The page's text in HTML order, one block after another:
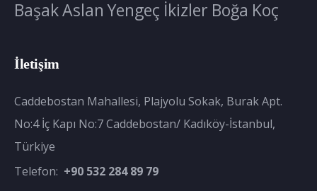
BaşakAslan Yengeç İkizler Boğa Koç
İletişim
Caddebostan Mahallesi, Plajyolu Sokak, Burak Apt.
No:4 İç Kapı No:7 Caddebostan/ Kadıköy-İstanbul,
Türkiye
Telefon: +90 532 284 89 79